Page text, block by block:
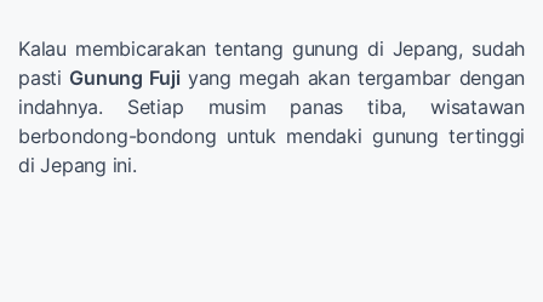
Kalau membicarakan tentang gunung di Jepang, sudah
pasti Gunung Fuji yang megah akan tergambar dengan
indahnya. Setiap musim panas tiba, wisatawan
berbondong-bondong untuk mendaki gunung tertinggi
di Jepang ini.